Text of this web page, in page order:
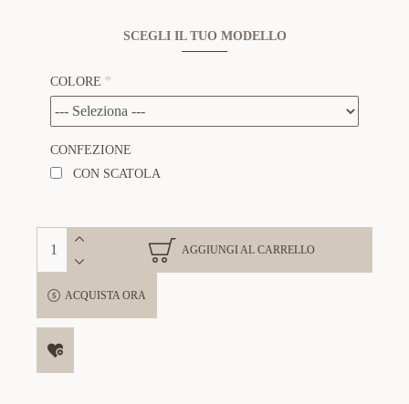
SCEGLI IL TUO MODELLO
COLORE
CONFEZIONE
CON SCATOLA
AGGIUNGI AL CARRELLO
ACQUISTA ORA